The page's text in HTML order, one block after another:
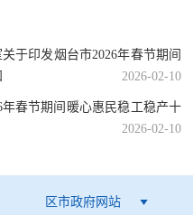
于印发烟台市2026年春节期间
2026-02-10
春节期间暖心惠民稳工稳产十
2026-02-10
区市政府网站